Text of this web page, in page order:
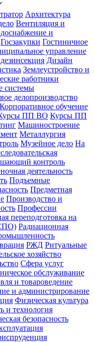
Архитектура
Вентиляция и
и
Госзакупки Гостиничное
управление
Дизайн
Землеустройство и
работники
системы
делопроизводство
Корпоративное обучение
ПП ВО Курсы ПП
Машиностроение
Металлургия
Музейное дело На
контроль
деятельность
Подъемные
Предметная
Производство и
Профессии
переподготовка на
Радиационная
РЖД Ритуальные
хозяйство
Сфера услуг
обслуживание
и товароведение
и администрирование
Физическая культура
и технология
безопасность